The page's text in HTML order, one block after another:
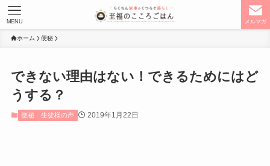
メルマガ
MENU
ホーム 便秘
できない理由はない！できるためにはど
うする？
便秘 生徒様の声 2019年1月22日